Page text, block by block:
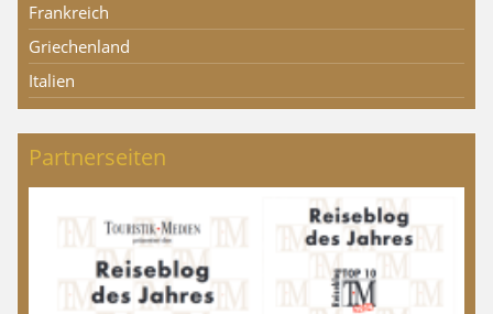
Frankreich
Griechenland
Italien
Partnerseiten